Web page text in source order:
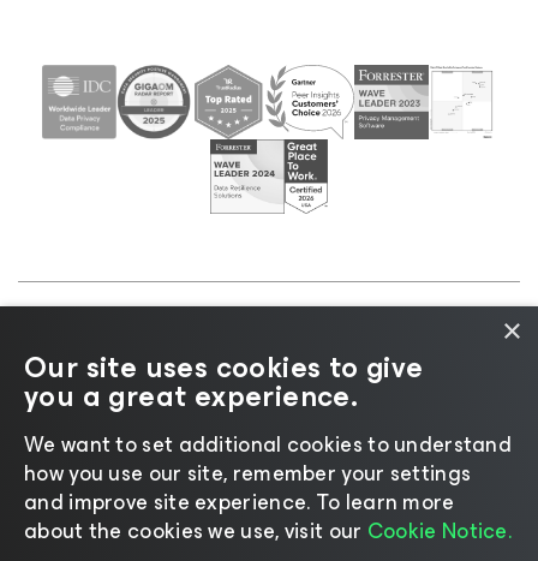
プライバシーに関する通
知|Cookieに関する通知|リーガル| ライセンスポリ
シー| サプライヤーリソース
言語の変更
×
Our site uses cookies to give
you a great experience.
We want to set additional cookies to understand
how you use our site, remember your settings
and improve site experience. ​To learn more
about the cookies we use, visit our Cookie Notice.